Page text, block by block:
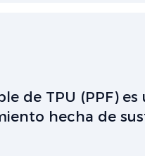
de TPU (PPF) es
hecha de